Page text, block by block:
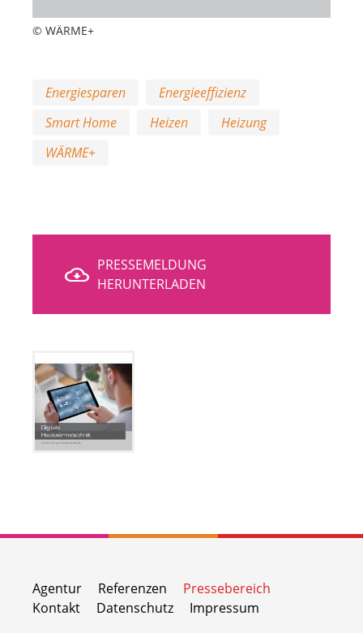
© WÄRME+
Energiesparen
Energieeffizienz
Smart Home
Heizen
Heizung
WÄRME+
PRESSEMELDUNG
HERUNTERLADEN
Agentur Referenzen
Pressebereich
Kontakt
Datenschutz Impressum